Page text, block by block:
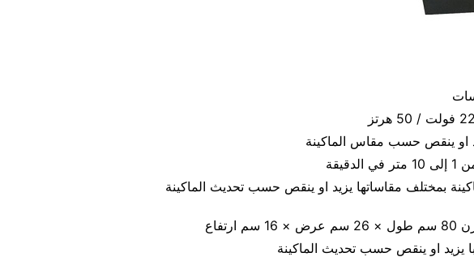
بمختلف مقاساتها يزيد او ينقص حسب تحديث الماكينة